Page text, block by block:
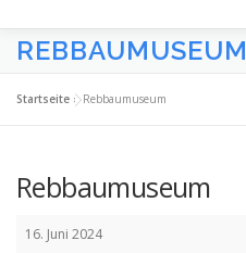
ESSEN/TRINKEN/SCHLAFEN
REBBAUMUSEUM
Startseite »Rebbaumuseum
Rebbaumuseum
16. Juni 2024